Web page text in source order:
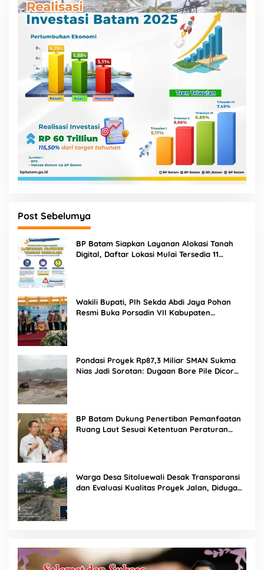
Post Sebelumya
BP Batam Siapkan Layanan Alokasi Tanah
Digital, Daftar Lokasi Mulai Tersedia 11
Wakili Bupati, Plh Sekda Abdi Jaya Pohan
Resmi Buka Porsadin VII Kabupaten
Pondasi Proyek Rp87,3 Miliar SMAN Sukma
Nias Jadi Sorotan: Dugaan Bore Pile Dicor
BP Batam Dukung Penertiban Pemanfaatan
Ruang Laut Sesuai Ketentuan Peraturan
Warga Desa Sitoluewali Desak Transparansi
dan Evaluasi Kualitas Proyek Jalan, Diduga